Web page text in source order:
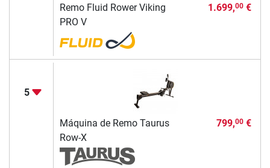
Remo Fluid Rower Viking
PRO V
1.699,00€
5
Máquina de Remo Taurus
Row-X
799,00€